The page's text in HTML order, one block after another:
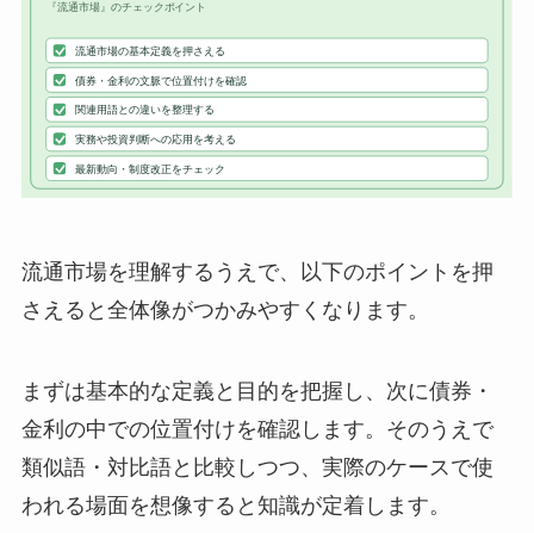
流通市場を理解するうえで、以下のポイントを押
さえると全体像がつかみやすくなります。
まずは基本的な定義と目的を把握し、次に債券・
金利の中での位置付けを確認します。そのうえで
類似語・対比語と比較しつつ、実際のケースで使
われる場面を想像すると知識が定着します。